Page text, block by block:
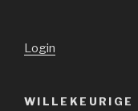
Login
WILLEKEURIGE